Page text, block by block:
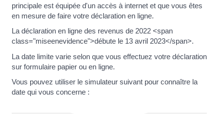
principale est équipée d'un accès à internet et que vous êtes
en mesure de faire votre déclaration en ligne.
La déclaration en ligne des revenus de 2022 <span
class="miseenevidence">débute le 13 avril 2023</span>.
La date limite varie selon que vous effectuez votre déclaration
sur formulaire papier ou en ligne.
Vous pouvez utiliser le simulateur suivant pour connaître la
date qui vous concerne :